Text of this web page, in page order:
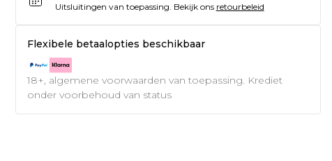
Uitsluitingen van toepassing. Bekijk ons retourbeleid
Flexibele betaalopties beschikbaar
18+, algemene voorwaarden van toepassing. Krediet
onder voorbehoud van status